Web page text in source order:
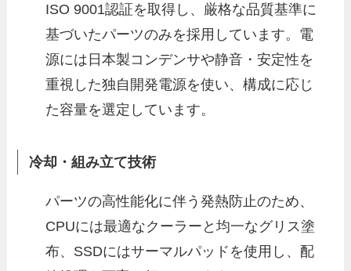
ISO 9001認証を取得し、厳格な品質基準に
基づいたパーツのみを採用しています。電
源には日本製コンデンサや静音・安定性を
重視した独自開発電源を使い、構成に応じ
た容量を選定しています。
冷却・組み立て技術
パーツの高性能化に伴う発熱防止のため、
CPUには最適なクーラーと均一なグリス塗
布、SSDにはサーマルパッドを使用し、配